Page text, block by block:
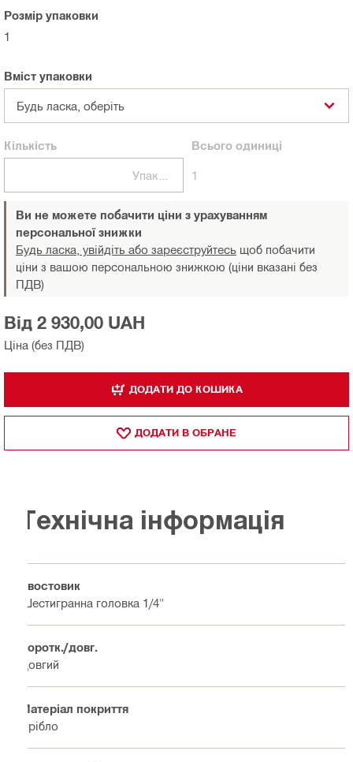
Розмір упаковки
1
Вміст упаковки
Будь ласка, оберіть
Кількість
Упаковки
Всьогоодиниці
1
Ви не можете побачити ціни з урахуванням
персональної знижки
Будь ласка, увійдіть або зареєструйтесь щоб побачити
ціни з вашою персональною знижкою (ціни вказані без
ПДВ)
Ціна (без ПДВ)
Від 2 930,00 UAH
ДОДАТИ ДО КОШИКА
ДОДАТИ В ОБРАНЕ
Технічна інформація
Хвостовик
Шестигранна головка 1/4"
Коротк./довг.
Довгий
Матеріал покриття
Срібло